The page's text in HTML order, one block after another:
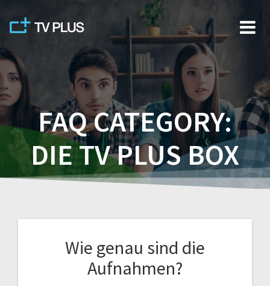
Skip
content
FAQ CATEGORY:
DIE TV PLUS BOX
Wie genau sind die
Aufnahmen?